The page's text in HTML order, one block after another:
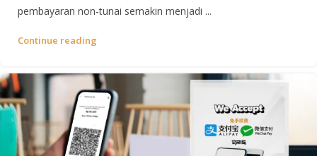
pembayaran non-tunai semakin menjadi ...
Continue reading